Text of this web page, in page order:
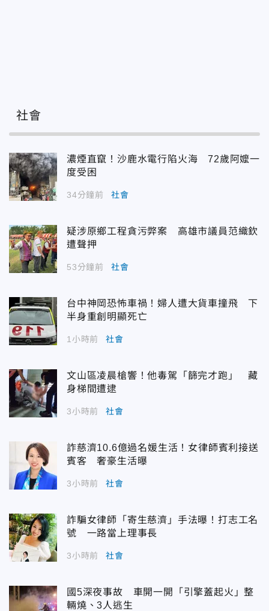
社會
濃煙直竄！沙鹿水電行陷火海 72歲阿嬤一
度受困
34分鐘前 社會
疑涉原鄉工程貪污弊案 高雄市議員范織欽
遭聲押
53分鐘前 社會
台中神岡恐怖車禍！婦人遭大貨車撞飛 下
半身重創明顯死亡
1小時前 社會
文山區凌晨槍響！他毒駕「篩完才跑」 藏
身梯間遭逮
3小時前 社會
詐慈濟10.6億過名媛生活！女律師賓利接送
賓客 奢豪生活曝
3小時前 社會
詐騙女律師「寄生慈濟」手法曝！打志工名
號 一路當上理事長
3小時前 社會
國5深夜事故 車開一開「引擎蓋起火」整
輛燒、3人逃生